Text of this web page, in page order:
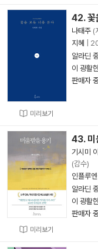
미리보기
42. 꽃
나태주 (
지혜
알라딘
이 광활
판매자
미리보기
43. 미
기시미
(감수)
인플루
알라딘
이 광활
판매자